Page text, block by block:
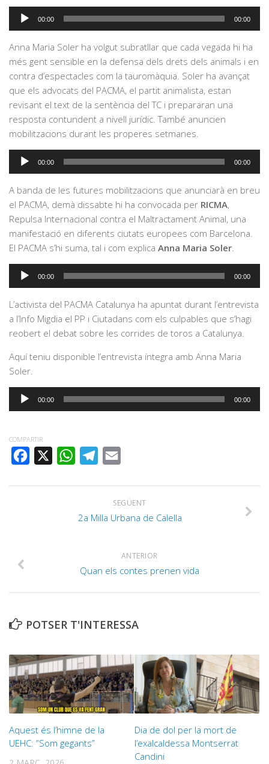
Reproductor
00:00 00:00
Anna Maria Soler ha volgut subratllar que cada vegada hi ha
més gent sensible en la defensa dels drets dels animals i en
contra d’espectacles com la tauromàquia. Soler ha avançat
que els advocats del PACMA, el partit animalista, estan
revisant el text de la sentència del TC i prepararan una
resposta contundent a nivell jurídic. També anuncien
mobilitzacions durant les properes setmanes.
Reproductor
00:00 00:00
A banda de les futures mobilitzacions que anunciarà en breu
el PACMA, demà dissabte hi ha convocada per RICMA,
Repulsa Internacional contra el Maltractament Animal, una
manifestació en diferents ciutats europees com Barcelona.
El PACMA s’hi suma, tal i com explica Anna Maria Soler
Reproductor
00:00 00:00
L’activista del PACMA Catalunya ha apuntat durant l’entrevista
a l’Info Migdia el PP i Ciutadans com els culpables que s’hagi
reobert el debat sobre les corrides de toros a Catalunya.
Aquí teniu disponible l’entrevista íntegra amb Anna Maria
Soler.
Reproductor
00:00 00:00
COMPARTIR
FACEBOOK
WHATSAPPTELEGRAM
SEGÜENT
2a Milla Urbana de Calella
ANTERIOR
Quan els contes prenen vida
POTSER T'INTERESSA
Aquest és l’himne de la
UEHC: “Som gegants”
Dia de dol per la mort de
l’exalcaldessa Montserrat
Candini